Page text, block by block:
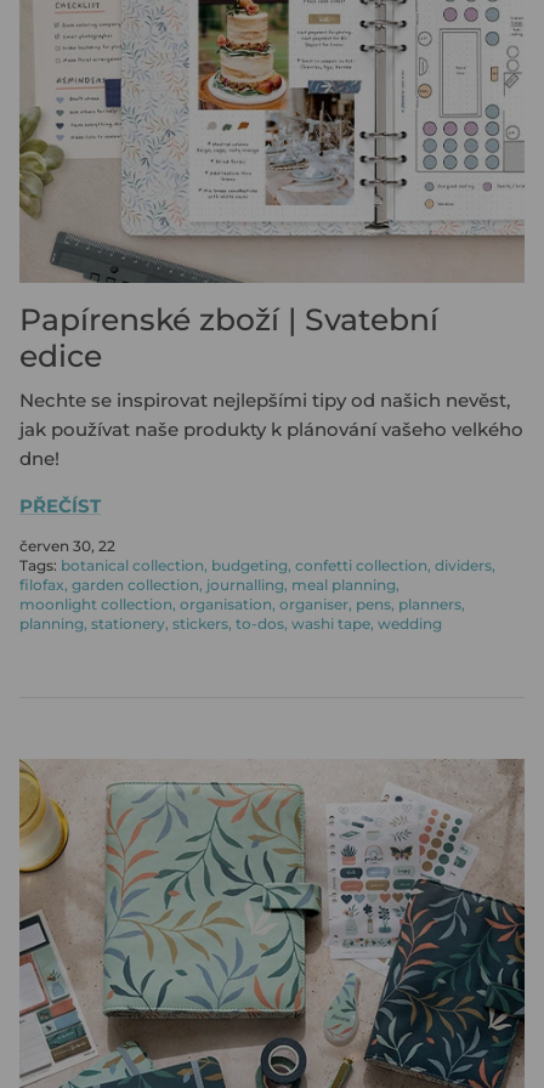
KOUPIT KOŽENÝ DIÁŘ
ROZPOČET SE SAFFIANO ZIP
PAPÍRY A PŘÍSLUŠENSTVÍ PRO
PLÁNOVAČE
KOUPIT PLÁNOVAČ
KOUPIT NÁPLŇ DO PORTFOLIA
KOUPIT NÁPLŇ DO ZÁPISNÍKU
KOUPIT ARCHIVAČNÍ POŘADAČ
Papírenské zboží | Svatební
edice
Nechte se inspirovat nejlepšími tipy od našich nevěst,
jak používat naše produkty k plánování vašeho velkého
dne!
PŘEČÍST
červen 30, 22
Tags: botanical collection budgeting confetti collection dividers
filofax garden collection journalling meal planning
moonlight collection organisation organiser pens planners
planning stationery stickers to-dos washi tape wedding